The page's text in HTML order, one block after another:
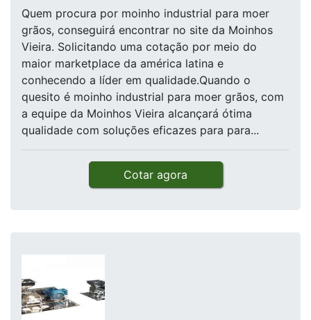
Quem procura por moinho industrial para moer
grãos, conseguirá encontrar no site da Moinhos
Vieira. Solicitando uma cotação por meio do
maior marketplace da américa latina e
conhecendo a líder em qualidade.Quando o
quesito é moinho industrial para moer grãos, com
a equipe da Moinhos Vieira alcançará ótima
qualidade com soluções eficazes para para...
Cotar agora